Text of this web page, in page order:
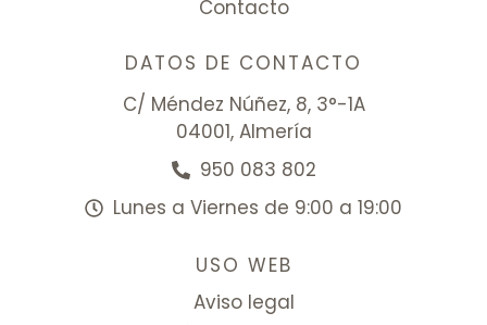
Contacto
DATOS DE CONTACTO
C/ Méndez Núñez, 8, 3°-1A
04001, Almería
950 083 802
Lunes a Viernes de 9:00 a 19:00
USO WEB
Aviso legal